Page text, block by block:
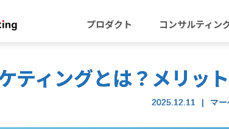
プロダクト コンサルティン
ティングとは？メリッ
2025.12.11 マ